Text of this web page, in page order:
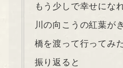
もう少しで幸せにな
川の向こうの紅葉が
橋を渡って行ってみ
振り返ると